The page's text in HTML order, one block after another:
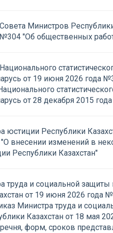
Министров
"Об общественных
от 19 июня 2026 года
от 28 декабря 2015
юстиции Республики
внесении изменений в
Республики Казахстан"
труда и социальной защиты
от 19 июня 2026 года
Министра труда и
Казахстан от 18 мая
форм, сроков